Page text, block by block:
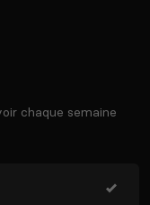
chaque semaine